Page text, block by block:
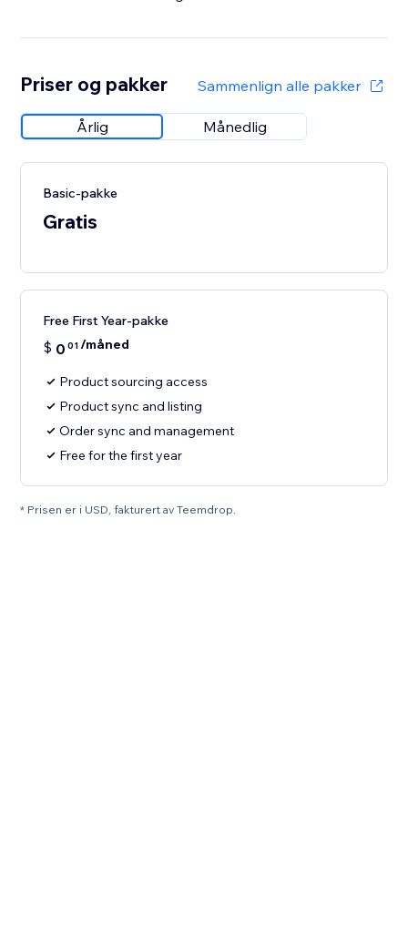
Priser og pakker Sammenlign alle pakker
Årlig Månedlig
Basic-pakke
Gratis
Free First Year-pakke
$ 0 01/måned
Product sourcing access
Product sync and listing
Order sync and management
Free for the first year
* Prisen er i USD, fakturert av Teemdrop.